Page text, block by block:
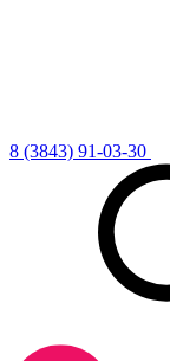
8 (3843) 91-03-30